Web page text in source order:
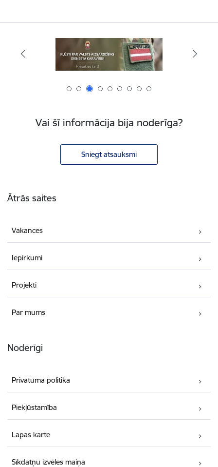
Vai šī informācija bija noderīga?
Sniegt atsauksmi
Ātrās saites
Vakances
Iepirkumi
Projekti
Par mums
Noderīgi
Privātuma politika
Piekļūstamība
Lapas karte
Sīkdatņu izvēles maiņa